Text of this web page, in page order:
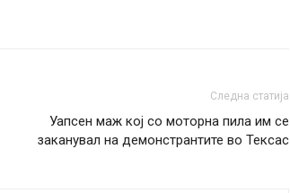
Следна статија
Уапсен маж кој со моторна пила им се
заканувал на демонстрантите во Тексас